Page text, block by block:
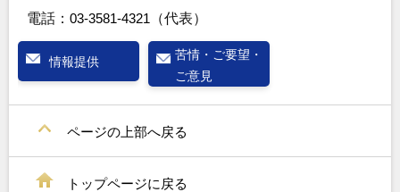
電話： 03-3581-4321 （代表）
情報提供
苦情・ご要望・
ご意見
ページの上部へ戻る
トップページに戻る